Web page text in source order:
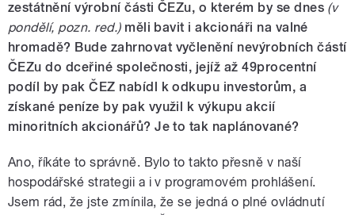
zestátnění výrobní části ČEZu, o kterém by se dnes (v
pondělí, pozn. red.)měli bavit i akcionáři na valné
hromadě? Bude zahrnovat vyčlenění nevýrobních částí
ČEZu do dceřiné společnosti, jejíž až 49procentní
podíl by pak ČEZ nabídl k odkupu investorům, a
získané peníze by pak využil k výkupu akcií
minoritních akcionářů? Je to tak naplánované?
Ano, říkáte to správně. Bylo to takto přesně v naší
hospodářské strategii a i v programovém prohlášení.
Jsem rád, že jste zmínila, že se jedná o plné ovládnutí